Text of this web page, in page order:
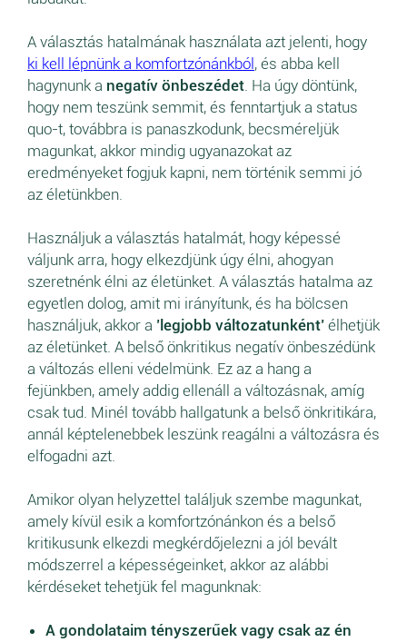
A választás hatalmának használata azt jelenti, hogy
ki kell lépnünk a komfortzónánkból , és abba kell
hagynunk a negatív önbeszédet. Ha úgy döntünk,
hogy nem teszünk semmit, és fenntartjuk a status
quo-t, továbbra is panaszkodunk, becsméreljük
magunkat, akkor mindig ugyanazokat az
eredményeket fogjuk kapni, nem történik semmi jó
az életünkben.
Használjuk a választás hatalmát, hogy képessé
váljunk arra, hogy elkezdjünk úgy élni, ahogyan
szeretnénk élni az életünket. A választás hatalma az
egyetlen dolog, amit mi irányítunk, és ha bölcsen
használjuk, akkor a ’legjobb változatunként’ élhetjük
az életünket. A belső önkritikus negatív önbeszédünk
a változás elleni védelmünk. Ez az a hang a
fejünkben, amely addig ellenáll a változásnak, amíg
csak tud. Minél tovább hallgatunk a belső önkritikára,
annál képtelenebbek leszünk reagálni a változásra és
elfogadni azt.
Amikor olyan helyzettel találjuk szembe magunkat,
amely kívül esik a komfortzónánkon és a belső
kritikusunk elkezdi megkérdőjelezni a jól bevált
módszerrel a képességeinket, akkor az alábbi
kérdéseket tehetjük fel magunknak:
A gondolataim tényszerűek vagy csak az én